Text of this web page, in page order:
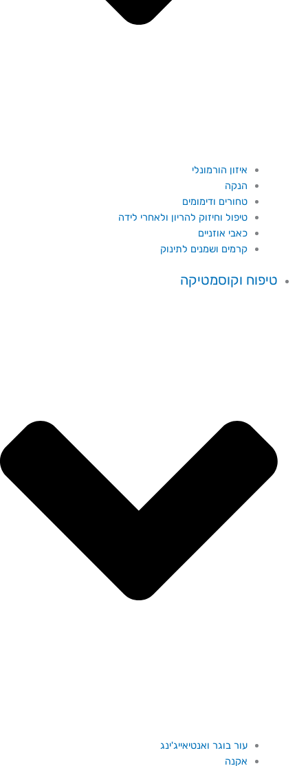
איזון הורמונלי
הנקה
טחורים ודימומים
טיפול וחיזוק להריון ולאחרי לידה
כאבי אוזניים
קרמים ושמנים לתינוק
טיפוח וקוסמטיקה
עור בוגר ואנטיאייג'ינג
אקנה